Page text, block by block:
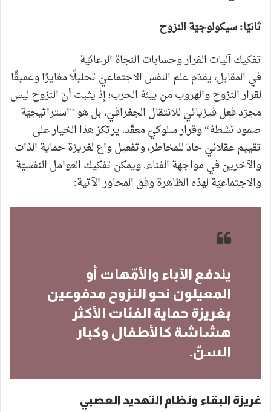
ثانيًا: سيكولوجيّة النزوح
تفكيك آليات الفرار وحسابات النجاة الرعائيّة
في المقابل، يقدّم علم النفس الاجتماعيّ تحليلًا مغايرًا وعميقًا
لقرار النزوح والهروب من بيئة الحرب؛ إذ يثبت أنّ النزوح ليس
مجرّد فعل فيزيائيّ للانتقال الجغرافيّ، بل هو ”استراتيجيّة
صمود نشطة“ وقرار سلوكيّ معقّد. يرتكز هذا الخيار على
تقييم عقلانيّ حادّ للمخاطر، وتفعيل واع لغريزة حماية الذات
والآخرين في مواجهة الفناء. ويمكن تفكيك العوامل النفسيّة
والاجتماعيّة لهذه الظاهرة وفق المحاور الآتية:
يندفع الآباء والأمّهات أو
المعيلون نحو النزوح مدفوعين
بغريزة حماية الفئات الأكثر
هشاشة كالأطفال وكبار
السنّ.
غريزة البقاء ونظام التهديد العصبي